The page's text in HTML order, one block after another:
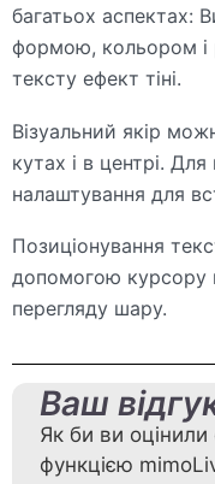
багатьох аспектах:
формою, кольором і
тексту ефект тіні.
Візуальний якір
кутах і в центрі.
налаштування для
Позиціонування
допомогою курсору
перегляду шару.
Ваш
Як би ви оцінили
функцією